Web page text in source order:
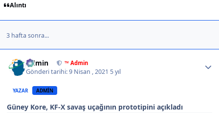
Alıntı
3 hafta sonra...
Admin ™ Admin
Gönderi tarihi:9 Nisan , 2021 5 yıl
YAZAR ADMIN
Güney Kore, KF-X savaş uçağının prototipini açıkladı